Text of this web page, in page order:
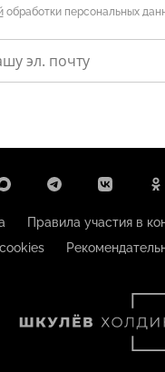
обработки персональных
Правила участия в